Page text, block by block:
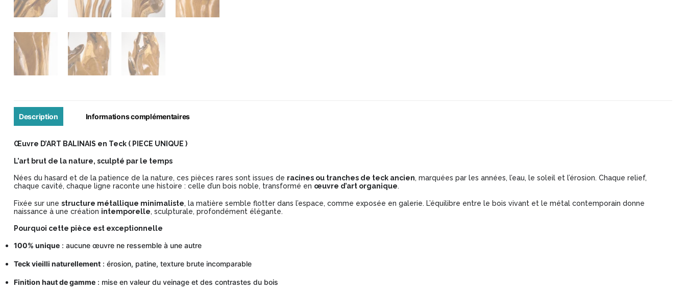
Description Informations complémentaires
Œuvre D’ART BALINAIS en Teck ( PIECE UNIQUE )
L’art brut de la nature, sculpté par le temps
Nées du hasard et de la patience de la nature, ces pièces rares sont issues de racines ou tranches de teck ancien, marquées par les années, l’eau, le soleil et l’érosion. Chaque relief,
chaque cavité, chaque ligne raconte une histoire : celle d’un bois noble, transformé en œuvre d’art organique.
Fixée sur une structure métallique minimaliste, la matière semble flotter dans l’espace, comme exposée en galerie. L’équilibre entre le bois vivant et le métal contemporain donne
naissance à une création intemporelle, sculpturale, profondément élégante.
Pourquoi cette pièce est exceptionnelle
100% unique: aucune œuvre ne ressemble à une autre
Teck vieilli naturellement: érosion, patine, texture brute incomparable
Finition haut de gamme: mise en valeur du veinage et des contrastes du bois